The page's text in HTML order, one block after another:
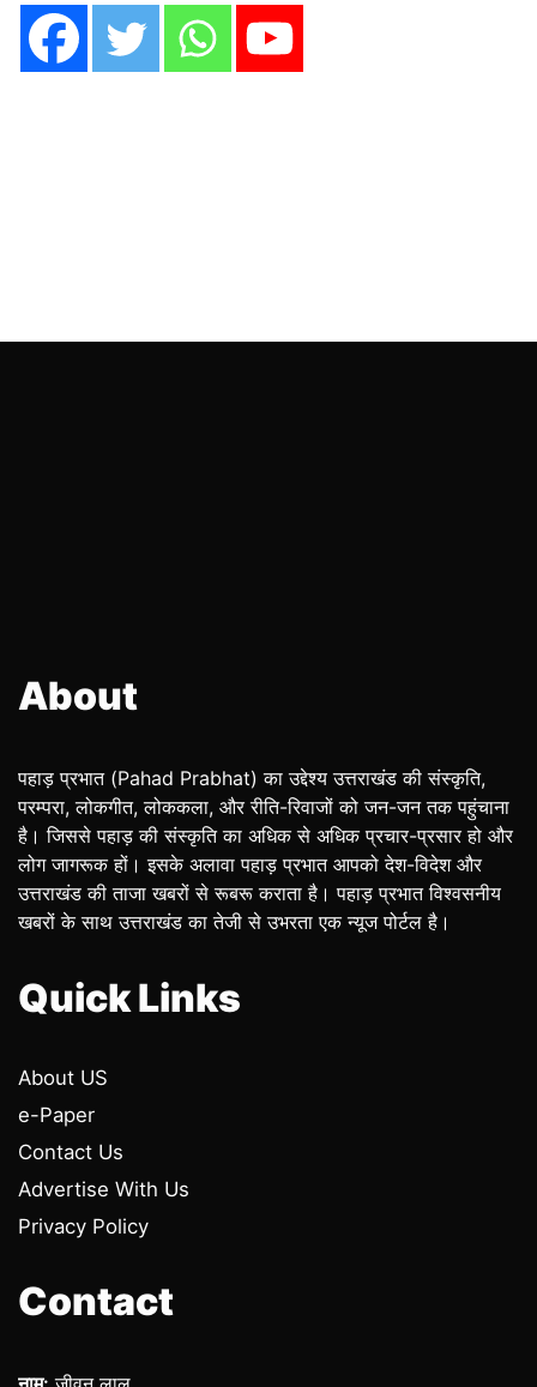
About
पहाड़ प्रभात (Pahad Prabhat) का उद्देश्य उत्तराखंड की संस्कृति,
परम्परा, लोकगीत, लोककला, और रीति-रिवाजों को जन-जन तक पहुंचाना
है। जिससे पहाड़ की संस्कृति का अधिक से अधिक प्रचार-प्रसार हो और
लोग जागरूक हों। इसके अलावा पहाड़ प्रभात आपको देश-विदेश और
उत्तराखंड की ताजा खबरों से रूबरू कराता है। पहाड़ प्रभात विश्वसनीय
खबरों के साथ उत्तराखंड का तेजी से उभरता एक न्यूज पोर्टल है।
Quick Links
About US
e-Paper
Contact Us
Advertise With Us
Privacy Policy
Contact